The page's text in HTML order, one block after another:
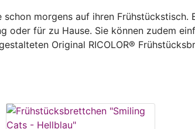
morgens auf ihren
oder für zu Hause. Sie können zudem
Original RICOLOR®